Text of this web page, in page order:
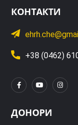
КОНТАКТИ
+38 (0462)
ДОНОРИ